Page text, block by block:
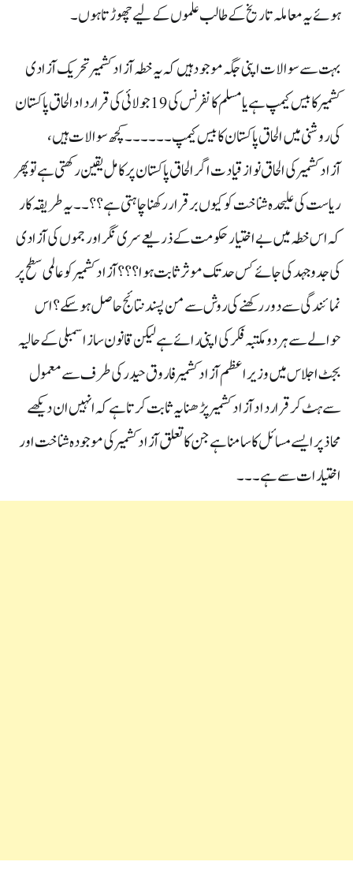
ہوئے یہ معاملہ تاریخ کے طالب علموں کے لیے چھوڑتا ہوں۔
بہت سے سوالات اپنی جگہ موجود ہیں کہ یہ خطہ آزادکشمیر تحریک آزادی
کشمیر کا بیس کیمپ ہے یا مسلم کانفرنس کی 19جولائی کی قرارداد الحاق پاکستان
کی روشنی میں الحاق پاکستان کا بیس کیمپ۔۔۔۔۔۔کچھ سوالات ہیں،
آزادکشمیر کی الحاق نواز قیادت اگر الحاق پاکستان پر کامل یقین رکھتی ہے تو پھر
ریاست کی علیحدہ شناخت کو کیوں برقرار رکھنا چاہتی ہے ؟؟۔۔ یہ طریقہ کار
کہ اس خطہ میں بے اختیار حکومت کے ذریعے سری نگر اور جموں کی آزادی
کی جدوجہد کی جائے کس حد تک موثر ثابت ہوا؟؟؟ آزادکشمیر کو عالمی سطح پر
نمائندگی سے دور رکھنے کی روش سے من پسند نتائج حاصل ہو سکے؟ اس
حوالے سے ہر دو مکتبہ فکر کی اپنی رائے ہے لیکن قانون ساز اسمبلی کے حالیہ
بجٹ اجلاس میں وزیراعظم آزادکشمیر فاروق حیدر کی طرف سے معمول
سے ہٹ کر قرارداد آزادکشمیر پڑھنا یہ ثابت کرتا ہے کہ انہیں ان دیکھے
محاذ پر ایسے مسائل کا سامنا ہے جن کا تعلق آزادکشمیر کی موجودہ شناخت اور
اختیارات سے ہے ۔۔۔